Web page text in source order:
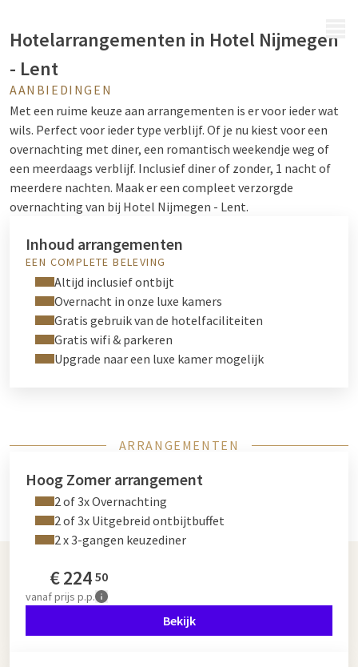
Hotelarrangementen in Hotel Nijmegen
- Lent
AANBIEDINGEN
Met een ruime keuze aan arrangementen is er voor ieder wat
wils. Perfect voor ieder type verblijf. Of je nu kiest voor een
overnachting met diner, een romantisch weekendje weg of
een meerdaags verblijf. Inclusief diner of zonder, 1 nacht of
meerdere nachten. Maak er een compleet verzorgde
overnachting van bij Hotel Nijmegen - Lent.
Inhoud arrangementen
EEN COMPLETE BELEVING
Altijd inclusief ontbijt
Overnacht in onze luxe kamers
Gratis gebruik van de hotelfaciliteiten
Gratis wifi & parkeren
Upgrade naar een luxe kamer mogelijk
ARRANGEMENTEN
Hoog Zomer arrangement
2 of 3x Overnachting
2 of 3x Uitgebreid ontbijtbuffet
2 x 3-gangen keuzediner
€224 50
vanafprijs p.p.
Bekijk